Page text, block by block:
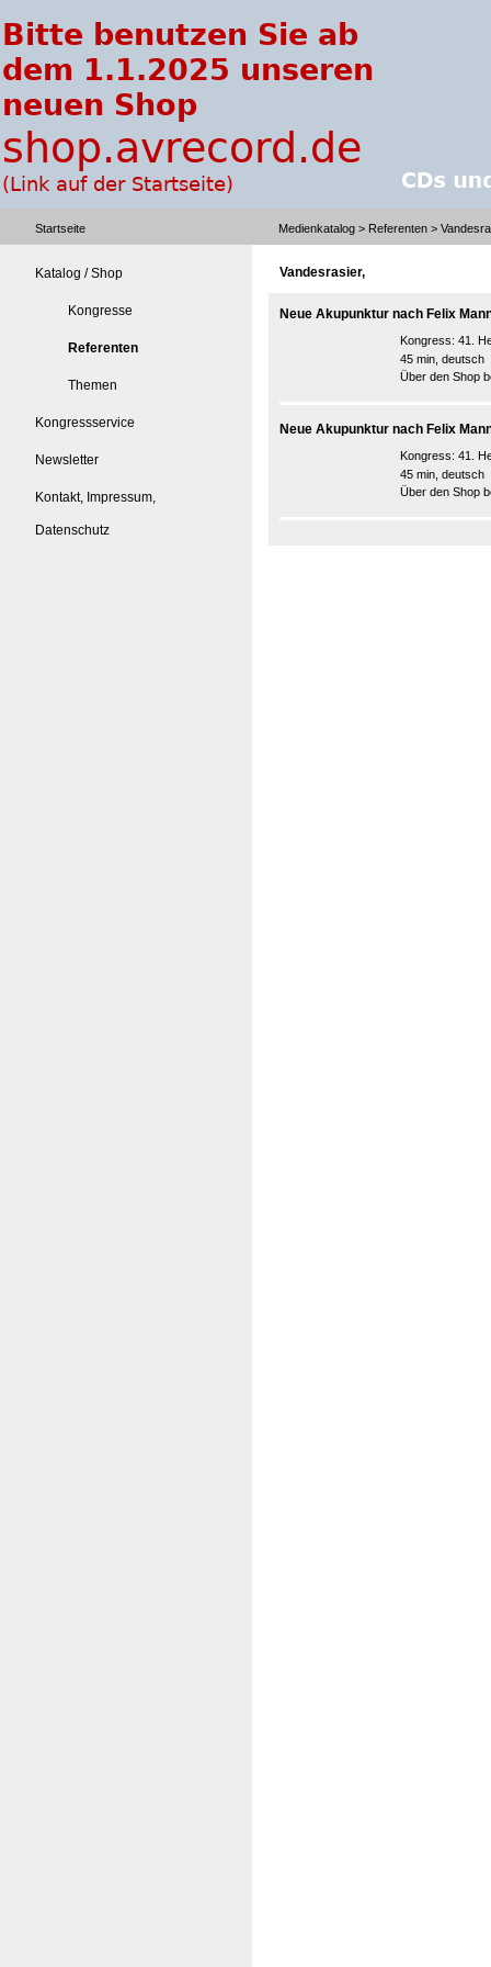
Startseite Medienkatalog > Referenten >
Katalog / Shop
Kongresse
Referenten
Themen
Kongressservice
Newsletter
Kontakt, Impressum,
Datenschutz
Vandesrasier,
Neue Akupunktur nach Felix
Kongress: 41.
45 min, deutsch
Über den Shop
Neue Akupunktur nach Felix
Kongress: 41.
45 min, deutsch
Über den Shop